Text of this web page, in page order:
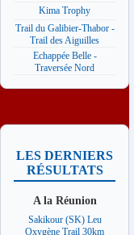
Kima Trophy
Trail du Galibier-Thabor -
Trail des Aiguilles
Echappée Belle -
Traversée Nord
LES DERNIERS
RÉSULTATS
A la Réunion
Sakikour (SK) Leu
Oxygène Trail 30km